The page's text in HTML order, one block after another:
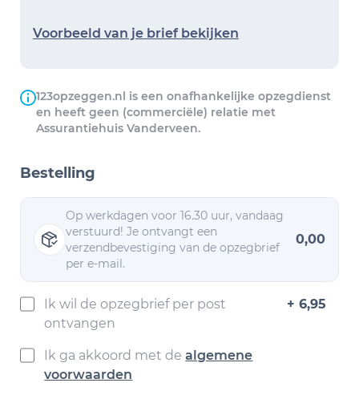
Voorbeeld van je brief bekijken
123opzeggen.nl is een onafhankelijke opzegdienst
en heeft geen (commerciële) relatie met
Assurantiehuis Vanderveen.
Bestelling
Op werkdagen voor 16.30 uur, vandaag
verstuurd! Je ontvangt een
verzendbevestiging van de opzegbrief
per e-mail.
0,00
Ik wil de opzegbrief per post
ontvangen
+ 6,95
Ik ga akkoord met dealgemene
voorwaarden